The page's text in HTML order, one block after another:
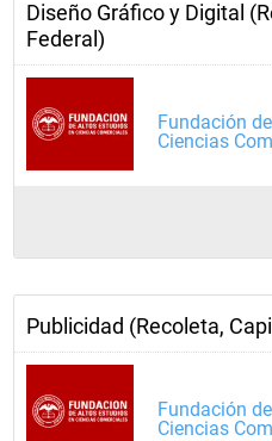
Diseño Gráfico y Digital
Federal)
Fundación
Ciencias
Publicidad (Recoleta,
Fundación
Ciencias